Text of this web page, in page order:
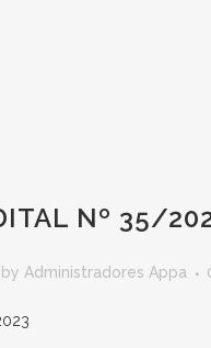
Nº 35/
by Administradores Appa